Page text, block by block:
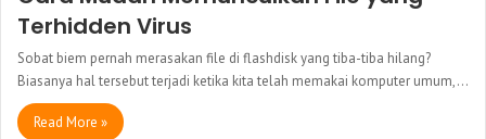
Terhidden Virus
Sobat biem pernah merasakan file di flashdisk yang tiba-tiba hilang?
Biasanya hal tersebut terjadi ketika kita telah memakai komputer umum,…
Read More »